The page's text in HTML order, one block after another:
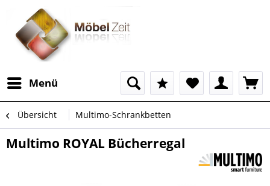
Menü
Übersicht Multimo-Schrankbetten
Multimo ROYAL Bücherregal